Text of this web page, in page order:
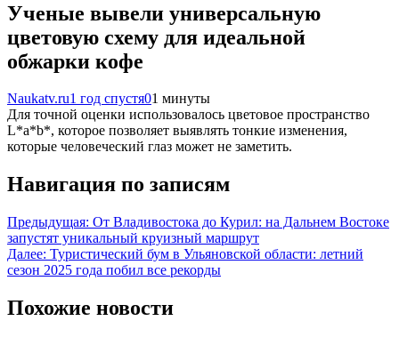
Ученые вывели универсальную
цветовую схему для идеальной
обжарки кофе
Naukatv.ru1 год спустя01 минуты
Для точной оценки использовалось цветовое пространство
L*a*b*, которое позволяет выявлять тонкие изменения,
которые человеческий глаз может не заметить.
Навигация по записям
Предыдущая: От Владивостока до Курил: на Дальнем Востоке
запустят уникальный круизный маршрут
Далее: Туристический бум в Ульяновской области: летний
сезон 2025 года побил все рекорды
Похожие новости